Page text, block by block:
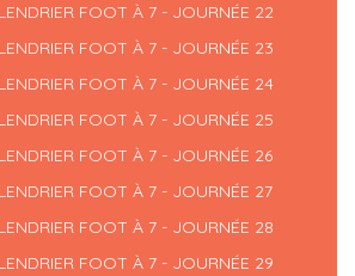
FOOT À 7 - JOURNÉE 22
FOOT À 7 - JOURNÉE 23
FOOT À 7 - JOURNÉE 24
FOOT À 7 - JOURNÉE 25
FOOT À 7 - JOURNÉE 26
FOOT À 7 - JOURNÉE 27
FOOT À 7 - JOURNÉE 28
FOOT À 7 - JOURNÉE 29